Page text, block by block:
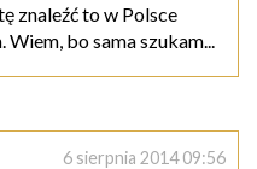
znaleźć to w Polsce
bo sama szukam...
6 sierpnia 2014 09:56